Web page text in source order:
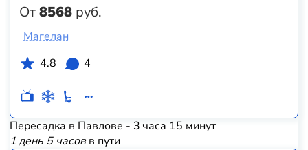
От8568 руб.
Магелан
4.8
4
Пересадка в Павлове - 3 часа 15 минут
1 день 5 часовв пути